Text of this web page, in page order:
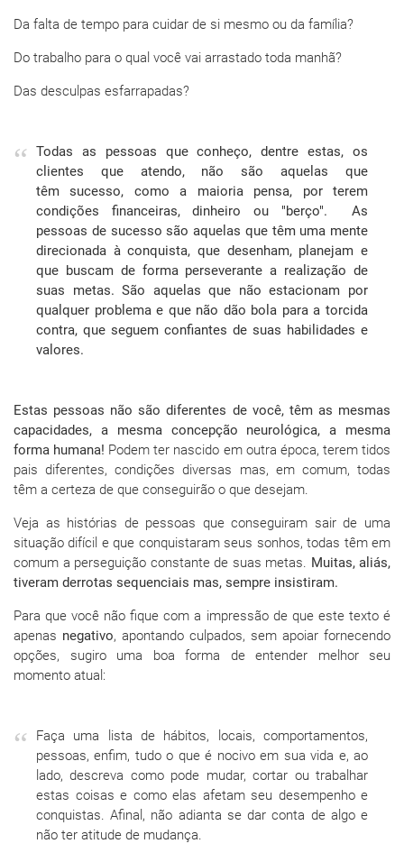
Da falta de tempo para cuidar de si mesmo ou da família?
Do trabalho para o qual você vai arrastado toda manhã?
Das desculpas esfarrapadas?
Todas as pessoas que conheço, dentre estas, os
clientes que atendo, não são aquelas que
têm sucesso, como a maioria pensa, por terem
condições financeiras, dinheiro ou "berço". As
pessoas de sucesso são aquelas que têm uma mente
direcionada à conquista, que desenham, planejam e
que buscam de forma perseverante a realização de
suas metas. São aquelas que não estacionam por
qualquer problema e que não dão bola para a torcida
contra, que seguem confiantes de suas habilidades e
valores.
Estas pessoas não são diferentes de você, têm as mesmas
capacidades, a mesma concepção neurológica, a mesma
forma humana! Podem ter nascido em outra época, terem tidos
pais diferentes, condições diversas mas, em comum, todas
têm a certeza de que conseguirão o que desejam.
Veja as histórias de pessoas que conseguiram sair de uma
situação difícil e que conquistaram seus sonhos, todas têm em
comum a perseguição constante de suas metas. Muitas, aliás,
tiveram derrotas sequenciais mas, sempre insistiram.
Para que você não fique com a impressão de que este texto é
apenas negativo, apontando culpados, sem apoiar fornecendo
opções, sugiro uma boa forma de entender melhor seu
momento atual:
Faça uma lista de hábitos, locais, comportamentos,
pessoas, enfim, tudo o que é nocivo em sua vida e, ao
lado, descreva como pode mudar, cortar ou trabalhar
estas coisas e como elas afetam seu desempenho e
conquistas. Afinal, não adianta se dar conta de algo e
não ter atitude de mudança.